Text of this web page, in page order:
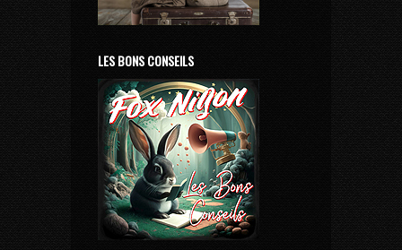
LES BONS CONSEILS